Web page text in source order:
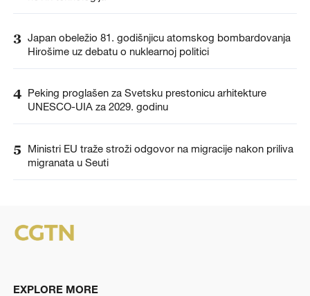
3 Japan obeležio 81. godišnjicu atomskog bombardovanja
Hirošime uz debatu o nuklearnoj politici
4 Peking proglašen za Svetsku prestonicu arhitekture
UNESCO-UIA za 2029. godinu
5
Ministri EU traže stroži odgovor na migracije nakon priliva
migranata u Seuti
EXPLORE MORE